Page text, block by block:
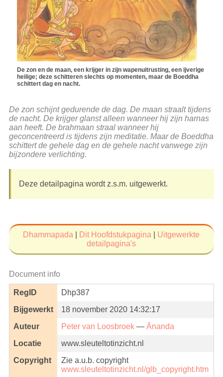
De zon en de maan, een krijger in zijn wapenuitrusting, een ijverige
heilige; deze schitteren slechts op momenten, maar de Boeddha
schittert dag en nacht.
De zon schijnt gedurende de dag. De maan straalt tijdens
de nacht. De krijger glanst alleen wanneer hij zijn harnas
aan heeft. De brahmaan straal wanneer hij
geconcentreerd is tijdens zijn meditatie. Maar de Boeddha
schittert de gehele dag en de gehele nacht vanwege zijn
bijzondere verlichting.
Deze detailpagina wordt z.s.m. uitgewerkt.
Dhammapada Dit Hoofdstukpagina
Uitgewerkte
detailpagina's
Document info
RegID
Dhp387
Bijgewerkt
18 november 2020 14:32:17
Auteur
Peter van Loosbroek— Ānanda
Locatie
www.sleuteltotinzicht.nl
Copyright
Zie a.u.b. copyright
www.sleuteltotinzicht.nl/glb_copyright.htm